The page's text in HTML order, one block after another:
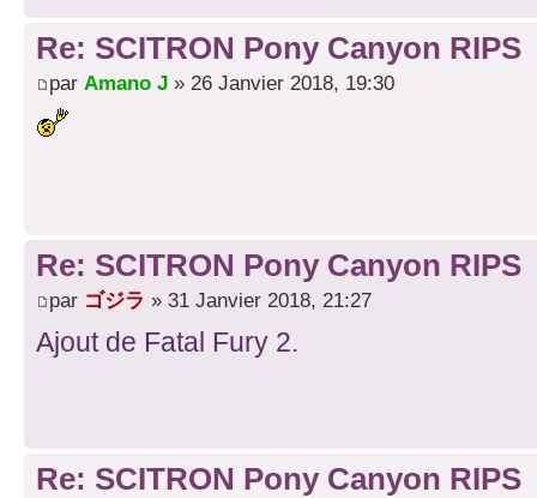
Re: SCITRON Pony Canyon RIPS
par Amano J » 26 Janvier 2018, 19:30
Re: SCITRON Pony Canyon RIPS
par ゴジラ » 31 Janvier 2018, 21:27
Ajout de Fatal Fury 2.
Re: SCITRON Pony Canyon RIPS